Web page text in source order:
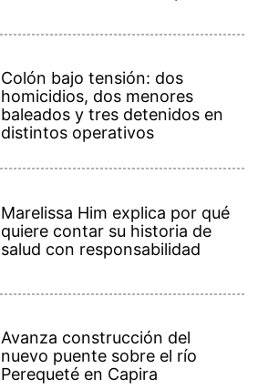
Colón bajo tensión: dos
homicidios, dos menores
baleados y tres detenidos en
distintos operativos
Marelissa Him explica por qué
quiere contar su historia de
salud con responsabilidad
Avanza construcción del
nuevo puente sobre el río
Perequeté en Capira